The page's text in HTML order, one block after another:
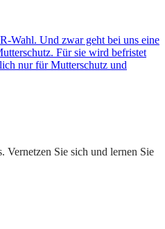
Wahl. Und zwar geht bei uns eine
Für sie wird befristet
nur für Mutterschutz und
Vernetzen Sie sich und lernen Sie